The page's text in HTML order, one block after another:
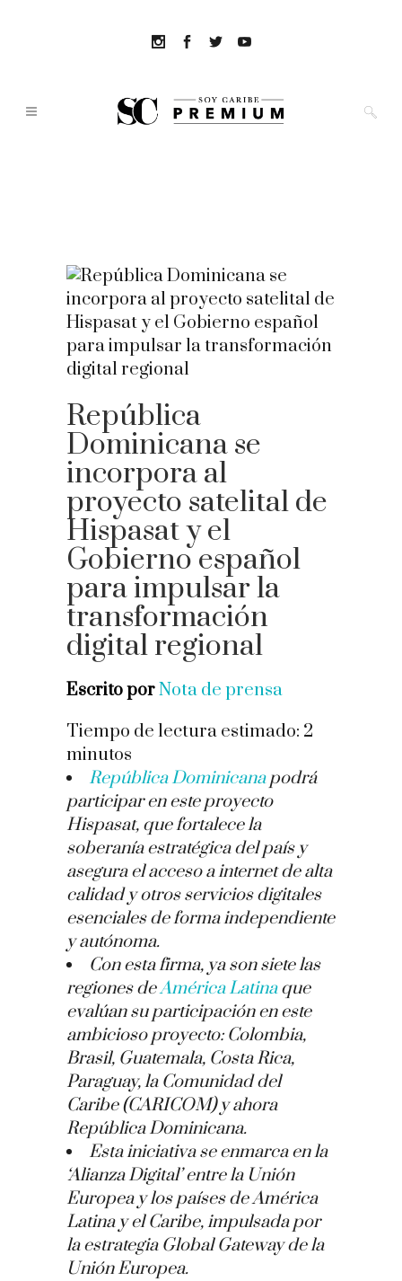
República
Dominicana se
incorpora al
proyecto satelital de
Hispasat y el
Gobierno español
para impulsar la
transformación
digital regional
Escrito porNota de prensa
Tiempo de lectura estimado: 2
minutos
República Dominicanapodrá
participar en este proyecto
Hispasat, que fortalece la
soberanía estratégica del país y
asegura el acceso a internet de alta
calidad y otros servicios digitales
esenciales de forma independiente
y autónoma.
Con esta firma, ya son siete las
regiones deAmérica Latinaque
evalúan su participación en este
ambicioso proyecto: Colombia,
Brasil, Guatemala, Costa Rica,
Paraguay, la Comunidad del
Caribe (CARICOM) y ahora
República Dominicana.
Esta iniciativa se enmarca en la
‘Alianza Digital’ entre la Unión
Europea y los países de América
Latina y el Caribe, impulsada por
la estrategia Global Gateway de la
Unión Europea.